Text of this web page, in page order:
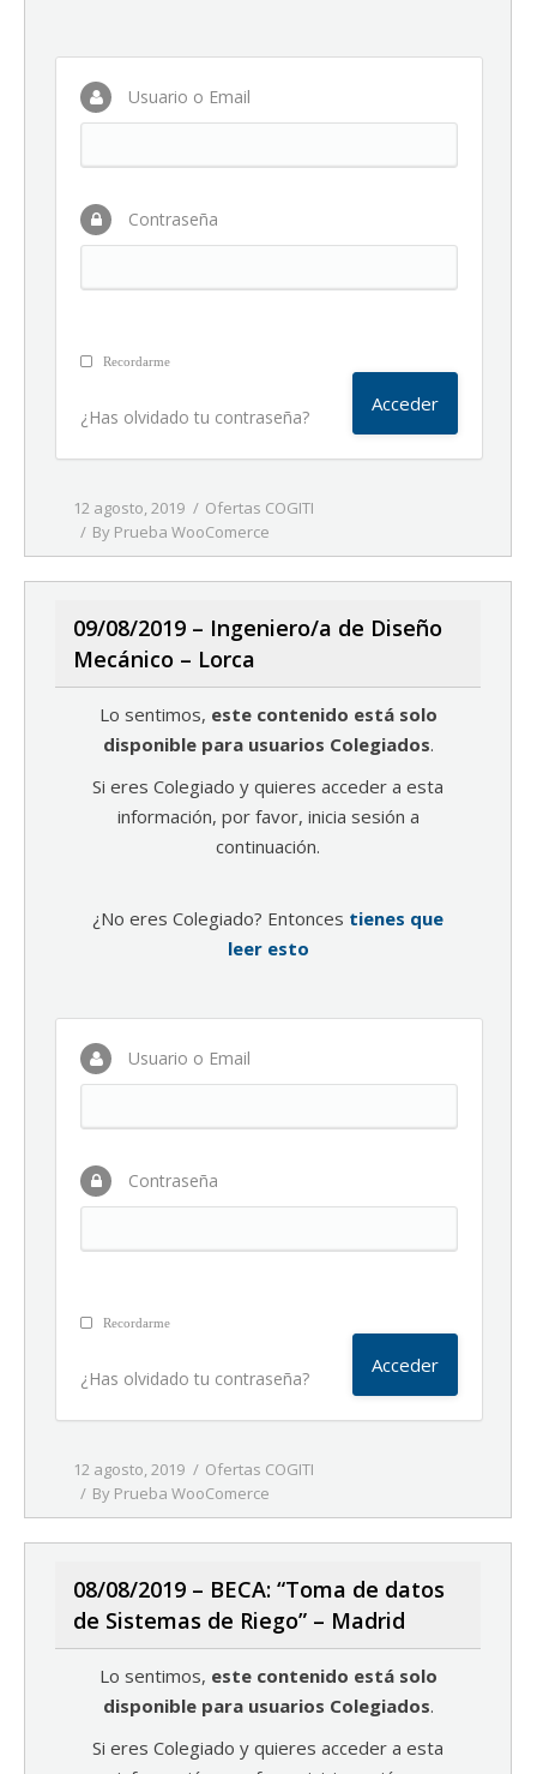
Usuario o Email
Contraseña
Recordarme
¿Has olvidado tu contraseña?
12 agosto, 2019
Ofertas COGITI
By Prueba WooComerce
09/08/2019 – Ingeniero/a de Diseño
Mecánico – Lorca
Lo sentimos, este contenido está solo
disponible para usuarios Colegiados.
Si eres Colegiado y quieres acceder a esta
información, por favor, inicia sesión a
continuación.
¿No eres Colegiado? Entonces tienes que
leer esto
Usuario o Email
Contraseña
Recordarme
¿Has olvidado tu contraseña?
12 agosto, 2019
Ofertas COGITI
By Prueba WooComerce
08/08/2019 – BECA: “Toma de datos
de Sistemas de Riego” – Madrid
Lo sentimos, este contenido está solo
disponible para usuarios Colegiados.
Si eres Colegiado y quieres acceder a esta